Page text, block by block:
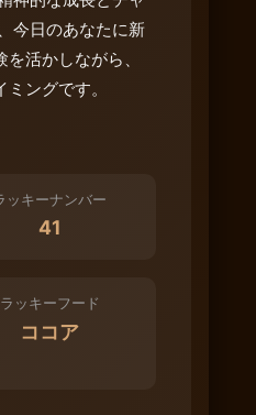
今日のあなたに新
活かしながら、
ングです。
ッキーナンバー
41
ラッキーフード
ココア